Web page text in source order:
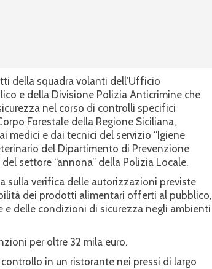
della squadra volanti dell’Ufficio
e della Divisione Polizia Anticrimine che
nel corso di controlli specifici
Forestale della Regione Siciliana,
medici e dai tecnici del servizio “Igiene
del Dipartimento di Prevenzione
settore “annona” della Polizia Locale.
sulla verifica delle autorizzazioni previste
dei prodotti alimentari offerti al pubblico,
delle condizioni di sicurezza negli ambienti
per oltre 32 mila euro.
in un ristorante nei pressi di largo